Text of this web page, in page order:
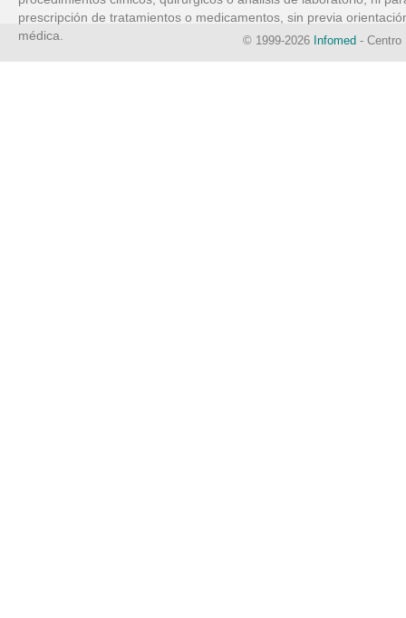
prescripción de tratamientos o medicamentos, sin previa
médica.
© 1999-2026 Infomed - Centro